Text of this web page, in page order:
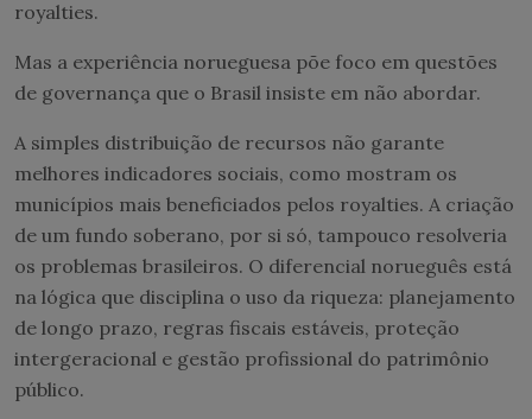
royalties.
Mas a experiência norueguesa põe foco em questões
de governança que o Brasil insiste em não abordar.
A simples distribuição de recursos não garante
melhores indicadores sociais, como mostram os
municípios mais beneficiados pelos royalties. A criação
de um fundo soberano, por si só, tampouco resolveria
os problemas brasileiros. O diferencial norueguês está
na lógica que disciplina o uso da riqueza: planejamento
de longo prazo, regras fiscais estáveis, proteção
intergeracional e gestão profissional do patrimônio
público.